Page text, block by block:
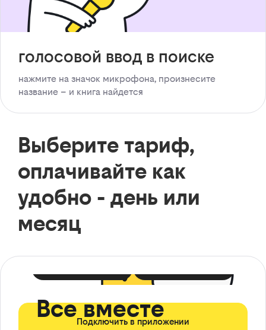
голосовой ввод в поиске
нажмите на значок микрофона, произнесите
название – и книга найдется
Выберите тариф,
оплачивайте как
удобно - день или
месяц
Все вместе
Подключить в приложении